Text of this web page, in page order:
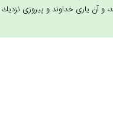
يارى خداوند و پيروزى نزديك